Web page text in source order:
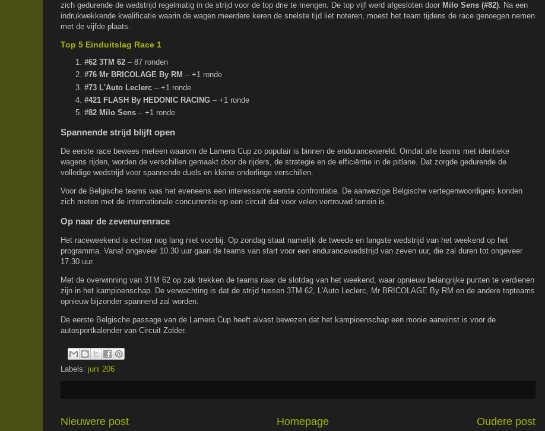
zich gedurende de wedstrijd regelmatig in de strijd voor de top drie te mengen. De top vijf werd afgesloten door Milo Sens (#82). Na een
indrukwekkende kwalificatie waarin de wagen meerdere keren de snelste tijd liet noteren, moest het team tijdens de race genoegen nemen
met de vijfde plaats.
Top 5 Einduitslag Race 1
#62 3TM 62 – 87 ronden
#76 Mr BRICOLAGE By RM – +1 ronde
#73 L'Auto Leclerc – +1 ronde
#421 FLASH By HEDONIC RACING – +1 ronde
#82 Milo Sens – +1 ronde
Spannende strijd blijft open
De eerste race bewees meteen waarom de Lamera Cup zo populair is binnen de endurancewereld. Omdat alle teams met identieke
wagens rijden, worden de verschillen gemaakt door de rijders, de strategie en de efficiëntie in de pitlane. Dat zorgde gedurende de
volledige wedstrijd voor spannende duels en kleine onderlinge verschillen.
Voor de Belgische teams was het eveneens een interessante eerste confrontatie. De aanwezige Belgische vertegenwoordigers konden
zich meten met de internationale concurrentie op een circuit dat voor velen vertrouwd terrein is.
Op naar de zevenurenrace
Het raceweekend is echter nog lang niet voorbij. Op zondag staat namelijk de tweede en langste wedstrijd van het weekend op het
programma. Vanaf ongeveer 10.30 uur gaan de teams van start voor een endurancewedstrijd van zeven uur, die zal duren tot ongeveer
17.30 uur.
Met de overwinning van 3TM 62 op zak trekken de teams naar de slotdag van het weekend, waar opnieuw belangrijke punten te verdienen
zijn in het kampioenschap. De verwachting is dat de strijd tussen 3TM 62, L'Auto Leclerc, Mr BRICOLAGE By RM en de andere topteams
opnieuw bijzonder spannend zal worden.
De eerste Belgische passage van de Lamera Cup heeft alvast bewezen dat het kampioenschap een mooie aanwinst is voor de
autosportkalender van Circuit Zolder.
Labels: juni 206
Nieuwere post Oudere post
Homepage